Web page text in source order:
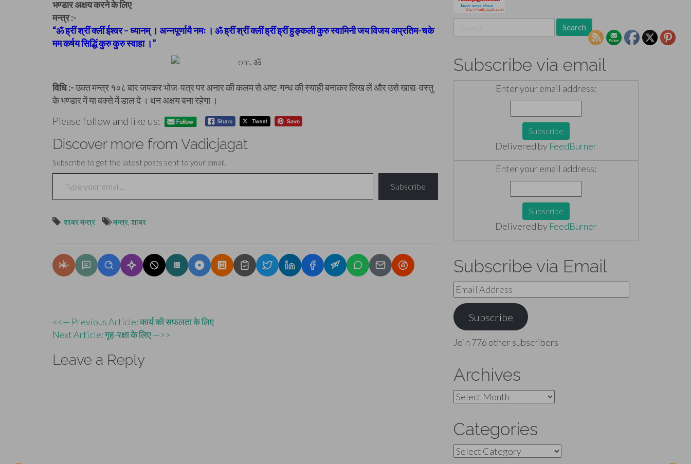
भण्डार अक्षय करने के लिए
मन्त्र :-
“ॐ ह्रीं श्रीं क्लीं ईश्वर – ध्यानम् । अन्नपूर्णायै नमः । ॐ ह्रीं श्रीं क्लीं ह्रीं ह्रीं हुङ्कली कुरु स्वामिनी जय विजय अप्रतिम-चके
मम कर्षय सिद्धिं कुरु कुरु स्वाहा ।”
विधि :-उक्त मन्त्र १०८ बार जपकर भोज-पत्र पर अनार की कलम से अष्ट-गन्ध की स्याही बनाकर लिख लें और उसे खाद्य-वस्तु
के भण्डार में या बक्से में डाल दे । धन अक्षय बना रहेगा ।
Please follow and like us:
Discover more from Vadicjagat
Subscribe to get the latest posts sent to your email.
Type your email…
Subscribe
शाबर मन्त्र मन्त्र, शाबर
Post
navigation
<<— Previous Article: कार्य की सफलता के लिए
Next Article: गृह-रक्षा के लिए —>>
Leave a Reply
for:
Subscribe via email
Enter your email address:
Delivered by FeedBurner
Enter your email address:
Delivered by FeedBurner
Subscribe via Email
Email
Address
Subscribe
Join 776 other subscribers
Archives
Archives
Categories
Categories